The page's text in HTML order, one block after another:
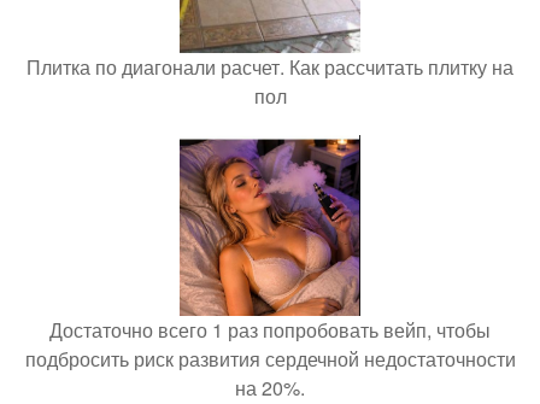
Плитка по диагонали расчет. Как рассчитать плитку на
пол
Достаточно всего 1 раз попробовать вейп, чтобы
подбросить риск развития сердечной недостаточности
на 20%.